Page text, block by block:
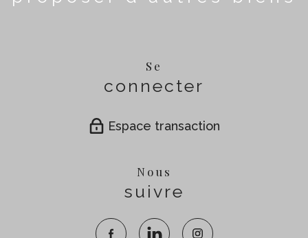
Se
connecter
Espace transaction
Nous
suivre